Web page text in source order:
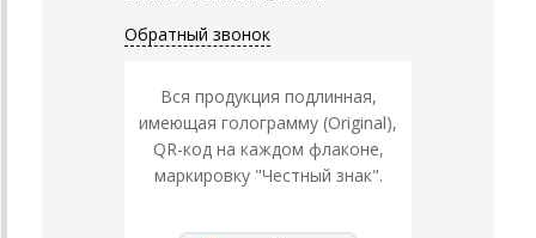
Обратный звонок
Вся продукция подлинная,
имеющая голограмму (Original),
QR-код на каждом флаконе,
маркировку "Честный знак".